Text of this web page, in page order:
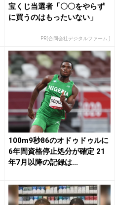
宝くじ当選者「〇〇をやらず
に買うのはもったいない」
PR(合同会社デジタルファーム )
100m9秒86のオドゥドゥルに
6年間資格停止処分が確定 21
年7月以降の記録は...